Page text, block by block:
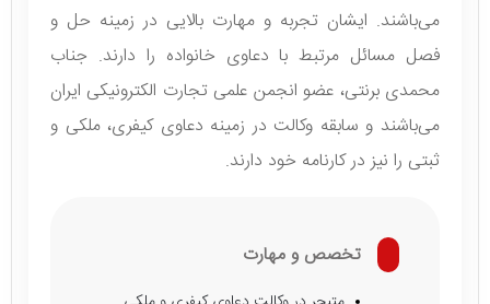
می‌باشند. ایشان تجربه و مهارت بالایی در زمینه حل و
فصل مسائل مرتبط با دعاوی خانواده را دارند. جناب
محمدی برنتی، عضو انجمن علمی تجارت الکترونیکی ایران
می‌باشند و سابقه وکالت در زمینه دعاوی کیفری، ملکی و
ثبتی را نیز در کارنامه خود دارند.
تخصص و مهارت